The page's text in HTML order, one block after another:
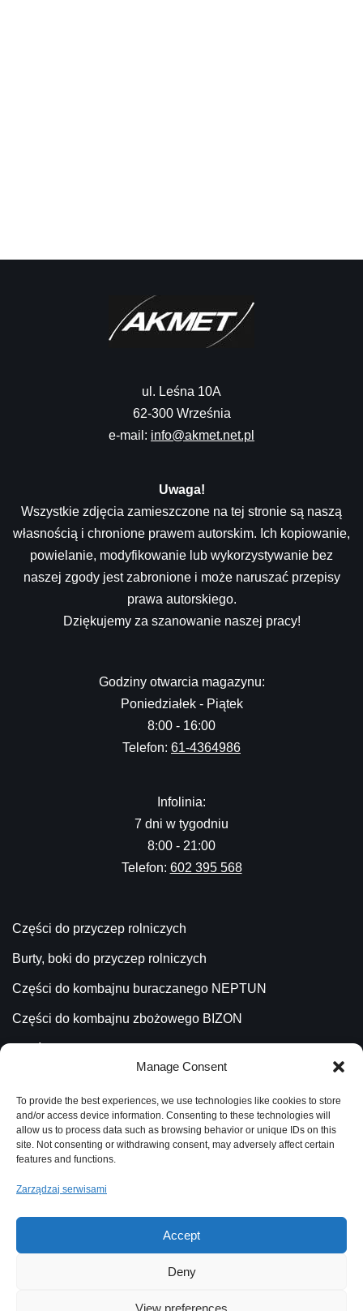
Manage Consent
To provide the best experiences, we use technologies like cookies to store
and/or access device information. Consenting to these technologies will
allow us to process data such as browsing behavior or unique IDs on this
site. Not consenting or withdrawing consent, may adversely affect certain
features and functions.
Zarządzaj serwisami
Accept
Deny
View preferences
ul. Leśna 10A
62-300 Września
e-mail: info@akmet.net.pl
Uwaga!
Wszystkie zdjęcia zamieszczone na tej stronie są naszą
własnością i chronione prawem autorskim. Ich kopiowanie,
powielanie, modyfikowanie lub wykorzystywanie bez
naszej zgody jest zabronione i może naruszać przepisy
prawa autorskiego.
Dziękujemy za szanowanie naszej pracy!
Godziny otwarcia magazynu:
Poniedziałek - Piątek
8:00 - 16:00
Telefon: 61-4364986
Infolinia:
7 dni w tygodniu
8:00 - 21:00
Telefon: 602 395 568
Części do przyczep rolniczych
Burty, boki do przyczep rolniczych
Części do kombajnu buraczanego NEPTUN
Części do kombajnu zbożowego BIZON
Części do Ładowacza TROLL
Aktualności